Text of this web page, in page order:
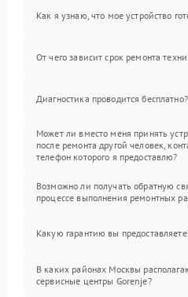
Как я узнаю, что мое устройство
От чего зависит срок ремонта
Диагностика проводится бесплатно?
Может ли вместо меня принять
после ремонта другой человек,
телефон которого я предоставлю?
Возможно ли получать обратную
процессе выполнения ремонтных
Какую гарантию вы
В каких районах Москвы
сервисные центры Gorenje?